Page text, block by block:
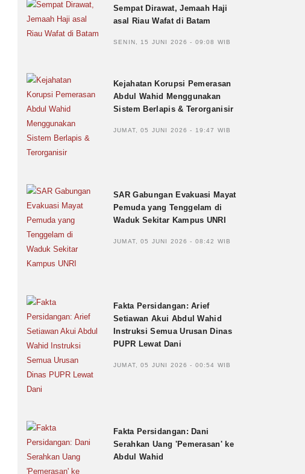
Sempat Dirawat, Jemaah Haji
asal Riau Wafat di Batam
SENIN, 15 JUNI 2026 - 09:08 WIB
Kejahatan Korupsi Pemerasan
Abdul Wahid Menggunakan
Sistem Berlapis & Terorganisir
JUMAT, 05 JUNI 2026 - 19:47 WIB
SAR Gabungan Evakuasi Mayat
Pemuda yang Tenggelam di
Waduk Sekitar Kampus UNRI
JUMAT, 05 JUNI 2026 - 08:42 WIB
Fakta Persidangan: Arief
Setiawan Akui Abdul Wahid
Instruksi Semua Urusan Dinas
PUPR Lewat Dani
JUMAT, 05 JUNI 2026 - 00:54 WIB
Fakta Persidangan: Dani
Serahkan Uang 'Pemerasan' ke
Abdul Wahid